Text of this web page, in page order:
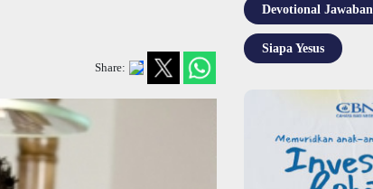
Share:
Devotional Jawaban
Siapa Yesus